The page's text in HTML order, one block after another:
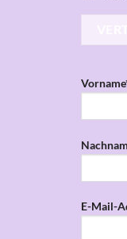
E-Mail-